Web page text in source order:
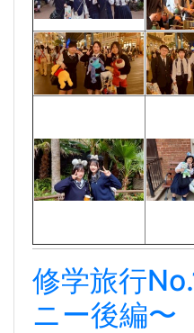
修学旅行
ニー後編〜